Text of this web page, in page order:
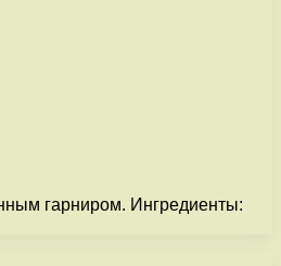
гарниром. Ингредиенты: